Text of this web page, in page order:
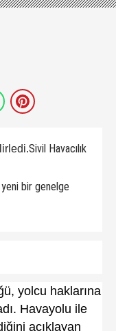
Sivil Havacılık
yeni bir genelge
yolcu haklarına
Havayolu ile
açıklayan